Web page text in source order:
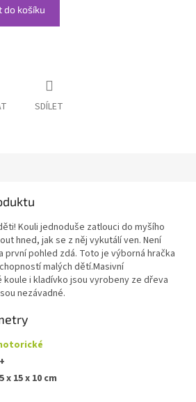
do košíku
SDÍLET
Kouli jednoduše zatlouci do myšího
hned, jak se z něj vykutálí ven. Není
první pohled zdá. Toto je výborná hračka
malých dětí.Masivní
koule i kladívko jsou vyrobeny ze dřeva
nezávadné.
x 15 x 10 cm